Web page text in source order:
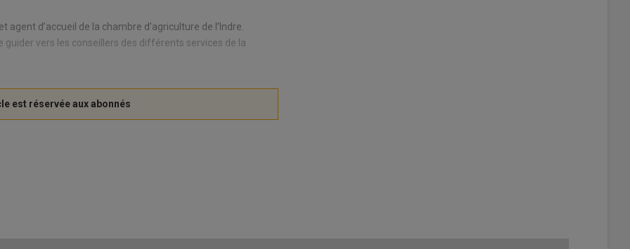
d’accueil de la chambre d’agriculture de l’Indre.
guider vers les conseillers des différents services de la